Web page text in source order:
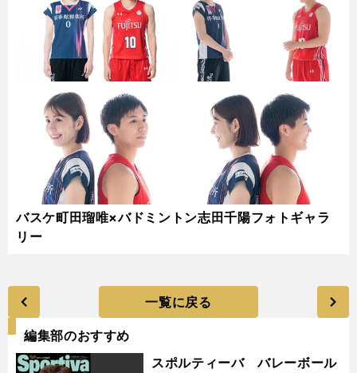
バスケ町田瑠唯×バドミントン志田千陽フォトギャラ
リー
一覧に戻る
編集部のおすすめ
スポルティーバ バレーボール